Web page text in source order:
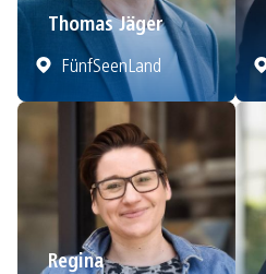
Thomas Jäger
FünfSeenLand
Regina